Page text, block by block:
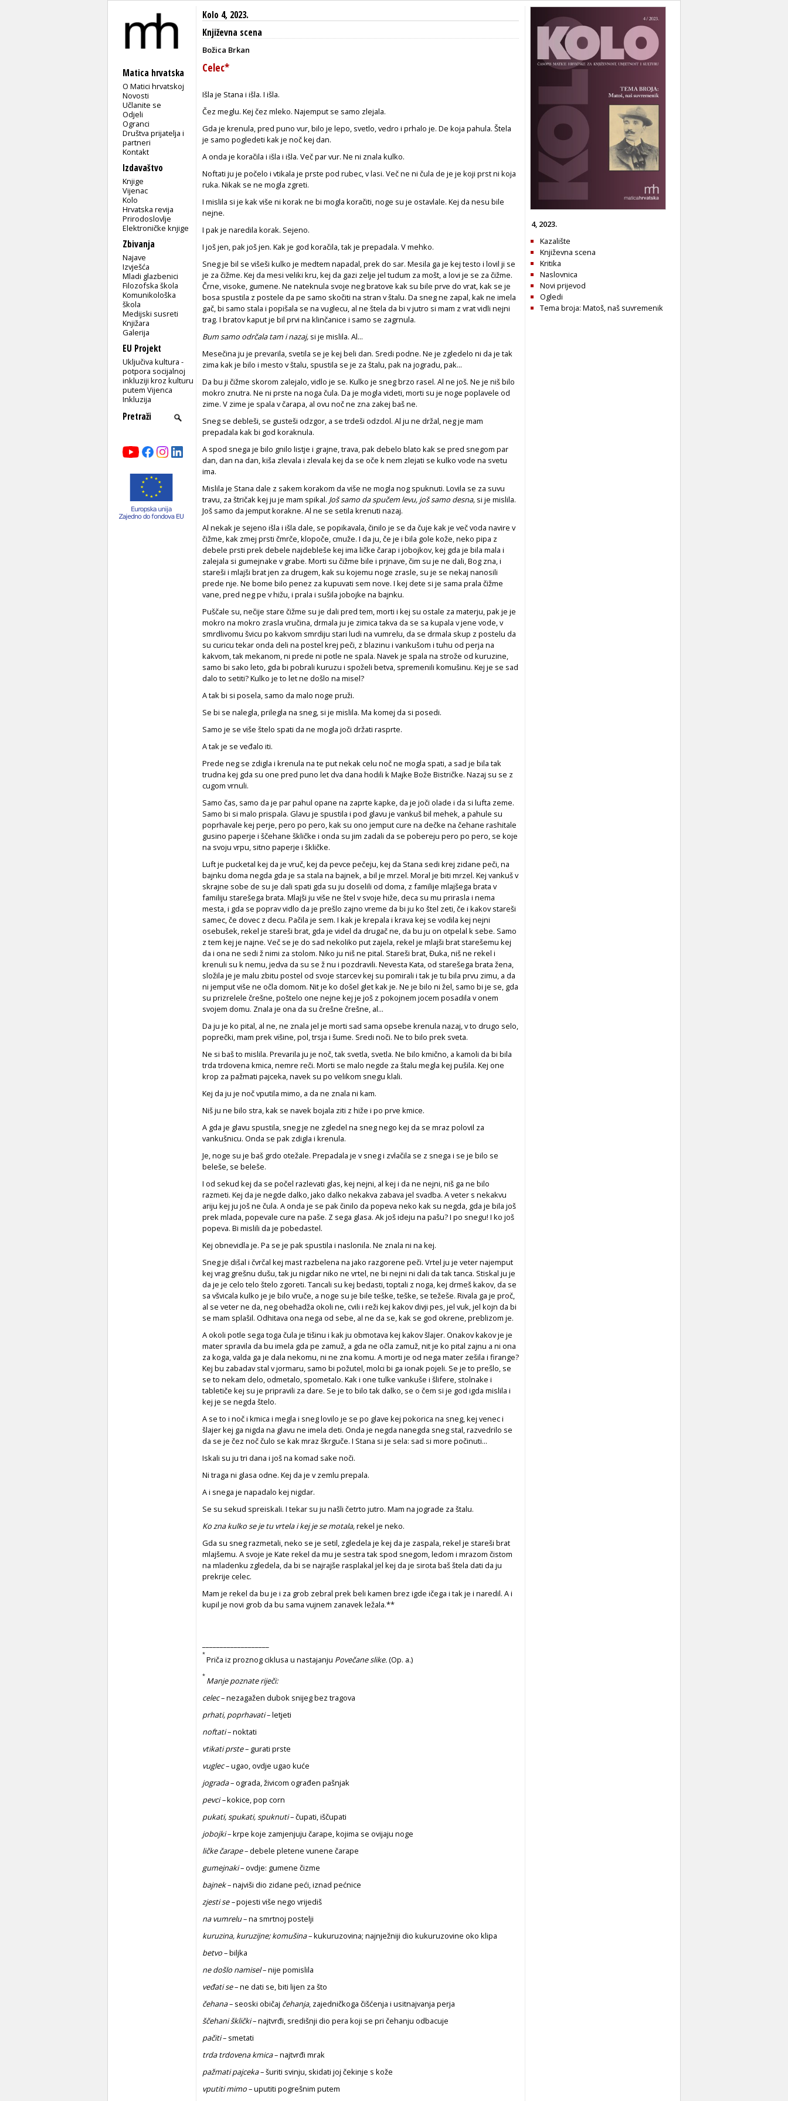
Matica hrvatska
O Matici hrvatskoj
Novosti
Učlanite se
Odjeli
Ogranci
Društva prijatelja i
partneri
Kontakt
Izdavaštvo
Knjige
Vijenac
Kolo
Hrvatska revija
Prirodoslovlje
Elektroničke knjige
Zbivanja
Najave
Izvješća
Mladi glazbenici
Filozofska škola
Komunikološka
škola
Medijski susreti
Knjižara
Galerija
EU Projekt
Uključiva kultura -
potpora socijalnoj
inkluziji kroz kulturu
putem Vijenca
Inkluzija
Kolo 4, 2023.
Književna scena
Božica Brkan
Celec*
Išla je Stana i išla. I išla.
Čez meglu. Kej čez mleko. Najemput se samo zlejala.
Gda je krenula, pred puno vur, bilo je lepo, svetlo, vedro i prhalo je. De koja pahula. Štela
je samo pogledeti kak je noč kej dan.
A onda je koračila i išla i išla. Več par vur. Ne ni znala kulko.
Noftati ju je počelo i vtikala je prste pod rubec, v lasi. Več ne ni čula de je je koji prst ni koja
ruka. Nikak se ne mogla zgreti.
I mislila si je kak više ni korak ne bi mogla koračiti, noge su je ostavlale. Kej da nesu bile
nejne.
I pak je naredila korak. Sejeno.
I još jen, pak još jen. Kak je god koračila, tak je prepadala. V mehko.
Sneg je bil se višeši kulko je medtem napadal, prek do sar. Mesila ga je kej testo i lovil ji se
je za čižme. Kej da mesi veliki kru, kej da gazi zelje jel tudum za mošt, a lovi je se za čižme.
Črne, visoke, gumene. Ne nateknula svoje neg bratove kak su bile prve do vrat, kak se je
bosa spustila z postele da pe samo skočiti na stran v štalu. Da sneg ne zapal, kak ne imela
gač, bi samo stala i popišala se na vuglecu, al ne štela da bi v jutro si mam z vrat vidli nejni
trag. I bratov kaput je bil prvi na klinčanice i samo se zagrnula.
Bum samo odrčala tam i nazaj, si je mislila. Al...
Mesečina ju je prevarila, svetila se je kej beli dan. Sredi podne. Ne je zgledelo ni da je tak
zima kak je bilo i mesto v štalu, spustila se je za štalu, pak na jogradu, pak...
Da bu ji čižme skorom zalejalo, vidlo je se. Kulko je sneg brzo rasel. Al ne još. Ne je niš bilo
mokro znutra. Ne ni prste na noga čula. Da je mogla videti, morti su je noge poplavele od
zime. V zime je spala v čarapa, al ovu noč ne zna zakej baš ne.
Sneg se debleši, se gusteši odzgor, a se trdeši odzdol. Al ju ne držal, neg je mam
prepadala kak bi god koraknula.
A spod snega je bilo gnilo listje i grajne, trava, pak debelo blato kak se pred snegom par
dan, dan na dan, kiša zlevala i zlevala kej da se oče k nem zlejati se kulko vode na svetu
ima.
Mislila je Stana dale z sakem korakom da više ne mogla nog spuknuti. Lovila se za suvu
travu, za štričak kej ju je mam spikal. Još samo da spučem levu, još samo desna, si je mislila.
Još samo da jemput korakne. Al ne se setila krenuti nazaj.
Al nekak je sejeno išla i išla dale, se popikavala, činilo je se da čuje kak je več voda navire v
čižme, kak zmej prsti čmrče, klopoče, cmuže. I da ju, če je i bila gole kože, neko pipa z
debele prsti prek debele najdebleše kej ima ličke čarap i jobojkov, kej gda je bila mala i
zalejala si gumejnake v grabe. Morti su čižme bile i prjnave, čim su je ne dali, Bog zna, i
stareši i mlajši brat jen za drugem, kak su kojemu noge zrasle, su je se nekaj nanosili
prede nje. Ne bome bilo penez za kupuvati sem nove. I kej dete si je sama prala čižme
vane, pred neg pe v hižu, i prala i sušila jobojke na bajnku.
Puščale su, nečije stare čižme su je dali pred tem, morti i kej su ostale za materju, pak je je
mokro na mokro zrasla vručina, drmala ju je zimica takva da se sa kupala v jene vode, v
smrdlivomu švicu po kakvom smrdiju stari ludi na vumrelu, da se drmala skup z postelu da
su curicu tekar onda deli na postel krej peči, z blazinu i vankušom i tuhu od perja na
kakvom, tak mekanom, ni prede ni potle ne spala. Navek je spala na strože od kuruzine,
samo bi sako leto, gda bi pobrali kuruzu i spoželi betva, spremenili komušinu. Kej je se sad
dalo to setiti? Kulko je to let ne došlo na misel?
A tak bi si posela, samo da malo noge pruži.
Se bi se nalegla, prilegla na sneg, si je mislila. Ma komej da si posedi.
Samo je se više štelo spati da ne mogla joči držati rasprte.
A tak je se veđalo iti.
Prede neg se zdigla i krenula na te put nekak celu noč ne mogla spati, a sad je bila tak
trudna kej gda su one pred puno let dva dana hodili k Majke Bože Bistričke. Nazaj su se z
cugom vrnuli.
Samo čas, samo da je par pahul opane na zaprte kapke, da je joči olade i da si lufta zeme.
Samo bi si malo prispala. Glavu je spustila i pod glavu je vankuš bil mehek, a pahule su
poprhavale kej perje, pero po pero, kak su ono jemput cure na dečke na čehane rashitale
gusino paperje i ščehane škličke i onda su jim zadali da se pobereju pero po pero, se koje
na svoju vrpu, sitno paperje i škličke.
Luft je pucketal kej da je vruč, kej da pevce pečeju, kej da Stana sedi krej zidane peči, na
bajnku doma negda gda je sa stala na bajnek, a bil je mrzel. Moral je biti mrzel. Kej vankuš v
skrajne sobe de su je dali spati gda su ju doselili od doma, z familije mlajšega brata v
familiju starešega brata. Mlajši ju više ne štel v svoje hiže, deca su mu prirasla i nema
mesta, i gda se poprav vidlo da je prešlo zajno vreme da bi ju ko štel zeti, če i kakov stareši
samec, če dovec z decu. Pačila je sem. I kak je krepala i krava kej se vodila kej nejni
osebušek, rekel je stareši brat, gda je videl da drugač ne, da bu ju on otpelal k sebe. Samo
z tem kej je najne. Več se je do sad nekoliko put zajela, rekel je mlajši brat starešemu kej
da i ona ne sedi ž nimi za stolom. Niko ju niš ne pital. Stareši brat, Đuka, niš ne rekel i
krenuli su k nemu, jedva da su se ž nu i pozdravili. Nevesta Kata, od starešega brata žena,
složila je je malu zbitu postel od svoje starcev kej su pomirali i tak je tu bila prvu zimu, a da
ni jemput više ne očla domom. Nit je ko došel glet kak je. Ne je bilo ni žel, samo bi je se, gda
su prizrelele črešne, poštelo one nejne kej je još z pokojnem jocem posadila v onem
svojem domu. Znala je ona da su črešne črešne, al...
Da ju je ko pital, al ne, ne znala jel je morti sad sama opsebe krenula nazaj, v to drugo selo,
poprečki, mam prek višine, pol, trsja i šume. Sredi noči. Ne to bilo prek sveta.
Ne si baš to mislila. Prevarila ju je noč, tak svetla, svetla. Ne bilo kmično, a kamoli da bi bila
trda trdovena kmica, nemre reči. Morti se malo negde za štalu megla kej pušila. Kej one
krop za pažmati pajceka, navek su po velikom snegu klali.
Kej da ju je noč vputila mimo, a da ne znala ni kam.
Niš ju ne bilo stra, kak se navek bojala ziti z hiže i po prve kmice.
A gda je glavu spustila, sneg je ne zgledel na sneg nego kej da se mraz polovil za
vankušnicu. Onda se pak zdigla i krenula.
Je, noge su je baš grdo otežale. Prepadala je v sneg i zvlačila se z snega i se je bilo se
beleše, se beleše.
I od sekud kej da se počel razlevati glas, kej nejni, al kej i da ne nejni, niš ga ne bilo
razmeti. Kej da je negde dalko, jako dalko nekakva zabava jel svadba. A veter s nekakvu
ariju kej ju još ne čula. A onda je se pak činilo da popeva neko kak su negda, gda je bila još
prek mlada, popevale cure na paše. Z sega glasa. Ak još ideju na pašu? I po snegu! I ko još
popeva. Bi mislili da je pobedastel.
Kej obnevidla je. Pa se je pak spustila i naslonila. Ne znala ni na kej.
Sneg je dišal i čvrčal kej mast razbelena na jako razgorene peči. Vrtel ju je veter najemput
kej vrag grešnu dušu, tak ju nigdar niko ne vrtel, ne bi nejni ni dali da tak tanca. Stiskal ju je
da je je celo telo štelo zgoreti. Tancali su kej bedasti, toptali z noga, kej drmeš kakov, da se
sa všvicala kulko je je bilo vruče, a noge su je bile teške, teške, se težeše. Rivala ga je proč,
al se veter ne da, neg obehadža okoli ne, cvili i reži kej kakov divji pes, jel vuk, jel kojn da bi
se mam splašil. Odhitava ona nega od sebe, al ne da se, kak se god okrene, preblizom je.
A okoli potle sega toga čula je tišinu i kak ju obmotava kej kakov šlajer. Onakov kakov je je
mater spravila da bu imela gda pe zamuž, a gda ne očla zamuž, nit je ko pital zajnu a ni ona
za koga, valda ga je dala nekomu, ni ne zna komu. A morti je od nega mater zešila i firange?
Kej bu zabadav stal v jormaru, samo bi požutel, molci bi ga ionak pojeli. Se je to prešlo, se
se to nekam delo, odmetalo, spometalo. Kak i one tulke vankuše i šlifere, stolnake i
tabletiče kej su je pripravili za dare. Se je to bilo tak dalko, se o čem si je god igda mislila i
kej je se negda štelo.
A se to i noč i kmica i megla i sneg lovilo je se po glave kej pokorica na sneg, kej venec i
šlajer kej ga nigda na glavu ne imela deti. Onda je negda nanegda sneg stal, razvedrilo se
da se je čez noč čulo se kak mraz škrguče. I Stana si je sela: sad si more počinuti...
Iskali su ju tri dana i još na komad sake noči.
Ni traga ni glasa odne. Kej da je v zemlu prepala.
A i snega je napadalo kej nigdar.
Se su sekud spreiskali. I tekar su ju našli četrto jutro. Mam na jograde za štalu.
Ko zna kulko se je tu vrtela i kej je se motala,rekel je neko.
Gda su sneg razmetali, neko se je setil, zgledela je kej da je zaspala, rekel je stareši brat
mlajšemu. A svoje je Kate rekel da mu je sestra tak spod snegom, ledom i mrazom čistom
na mladenku zgledela, da bi se najrajše rasplakal jel kej da je sirota baš štela dati da ju
prekrije celec.
Mam je rekel da bu je i za grob zebral prek beli kamen brez igde ičega i tak je i naredil. A i
kupil je novi grob da bu sama vujnem zanavek ležala.**
*Priča iz proznog ciklusa u nastajanju Povečane slike.(Op. a.)
* Manje poznate riječi:
celec– nezagažen dubok snijeg bez tragova
prhati, poprhavati– letjeti
noftati– noktati
vtikati prste– gurati prste
vuglec– ugao, ovdje ugao kuće
jograda– ograda, živicom ograđen pašnjak
pevci –kokice, pop corn
pukati, spukati, spuknuti– čupati, iščupati
jobojki– krpe koje zamjenjuju čarape, kojima se ovijaju noge
ličke čarape– debele pletene vunene čarape
gumejnaki– ovdje: gumene čizme
bajnek– najviši dio zidane peći, iznad pećnice
zjesti se –pojesti više nego vrijediš
na vumrelu– na smrtnoj postelji
kuruzina, kuruzijne;komušina– kukuruzovina; najnježniji dio kukuruzovine oko klipa
betvo– biljka
ne došlo namisel– nije pomislila
veđati se– ne dati se, biti lijen za što
čehana– seoski običaj čehanja, zajedničkoga čišćenja i usitnajvanja perja
ščehani šklički– najtvrđi, središnji dio pera koji se pri čehanju odbacuje
pačiti– smetati
trda trdovena kmica– najtvrđi mrak
pažmati pajceka– šuriti svinju, skidati joj čekinje s kože
vputiti mimo– uputiti pogrešnim putem
4, 2023.
Kazalište
Književna scena
Kritika
Naslovnica
Novi prijevod
Ogledi
Tema broja: Matoš, naš suvremenik